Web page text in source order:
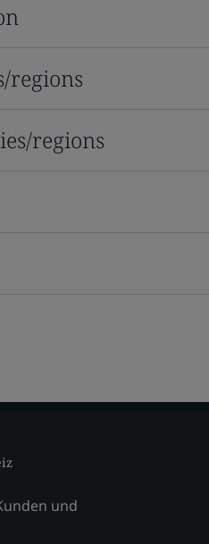
regions
regions
und